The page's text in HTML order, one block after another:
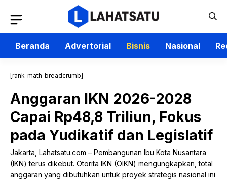
isi
Beranda
Advertorial Bisnis Nasional
[rank_math_breadcrumb]
Anggaran IKN 2026-2028
Capai Rp48,8 Triliun, Fokus
pada Yudikatif dan Legislatif
Jakarta, Lahatsatu.com – Pembangunan Ibu Kota Nusantara
(IKN) terus dikebut. Otorita IKN (OIKN) mengungkapkan, total
anggaran yang dibutuhkan untuk proyek strategis nasional ini